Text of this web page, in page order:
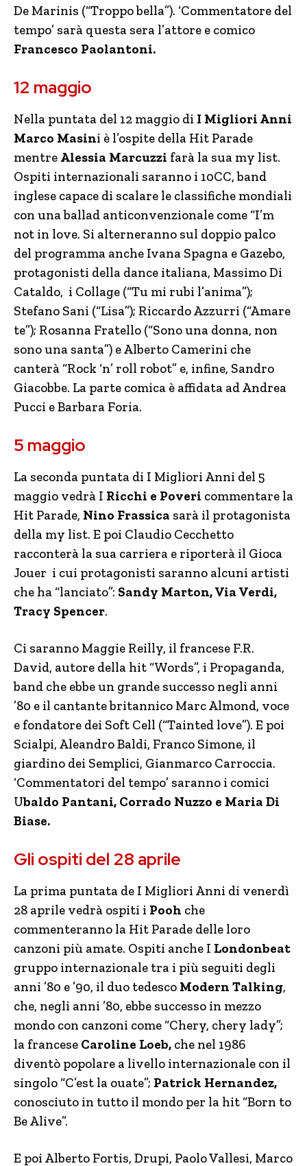
De Marinis (“Troppo bella”). ‘Commentatore del
tempo’ sarà questa sera l’attore e comico
Francesco Paolantoni.
12 maggio
Nella puntata del 12 maggio di I Migliori Anni
Marco Masini è l’ospite della Hit Parade
mentre Alessia Marcuzzi farà la sua my list.
Ospiti internazionali saranno i 10CC, band
inglese capace di scalare le classifiche mondiali
con una ballad anticonvenzionale come “I’m
not in love. Si alterneranno sul doppio palco
del programma anche Ivana Spagna e Gazebo,
protagonisti della dance italiana, Massimo Di
Cataldo, i Collage (“Tu mi rubi l’anima”);
Stefano Sani (“Lisa”); Riccardo Azzurri (“Amare
te”); Rosanna Fratello (“Sono una donna, non
sono una santa”) e Alberto Camerini che
canterà “Rock ‘n’ roll robot” e, infine, Sandro
Giacobbe. La parte comica è affidata ad Andrea
Pucci e Barbara Foria.
5 maggio
La seconda puntata di I Migliori Anni del 5
maggio vedrà I Ricchi e Poveri commentare la
Hit Parade, Nino Frassica sarà il protagonista
della my list. E poi Claudio Cecchetto
racconterà la sua carriera e riporterà il Gioca
Jouer i cui protagonisti saranno alcuni artisti
che ha “lanciato”: Sandy Marton, Via Verdi,
Tracy Spencer.
Ci saranno Maggie Reilly, il francese F.R.
David, autore della hit “Words”, i Propaganda,
band che ebbe un grande successo negli anni
’80 e il cantante britannico Marc Almond, voce
e fondatore dei Soft Cell (“Tainted love”). E poi
Scialpi, Aleandro Baldi, Franco Simone, il
giardino dei Semplici, Gianmarco Carroccia.
‘Commentatori del tempo’ saranno i comici
Ubaldo Pantani, Corrado Nuzzo e Maria Di
Biase.
Gli ospiti del 28 aprile
La prima puntata de I Migliori Anni di venerdì
28 aprile vedrà ospiti i Pooh che
commenteranno la Hit Parade delle loro
canzoni più amate. Ospiti anche I Londonbeat
gruppo internazionale tra i più seguiti degli
anni ’80 e ’90, il duo tedesco Modern Talking,
che, negli anni ’80, ebbe successo in mezzo
mondo con canzoni come “Chery, chery lady”;
la francese Caroline Loeb, che nel 1986
diventò popolare a livello internazionale con il
singolo “C’est la ouate”; Patrick Hernandez,
conosciuto in tutto il mondo per la hit “Born to
Be Alive”.
E poi Alberto Fortis, Drupi, Paolo Vallesi, Marco